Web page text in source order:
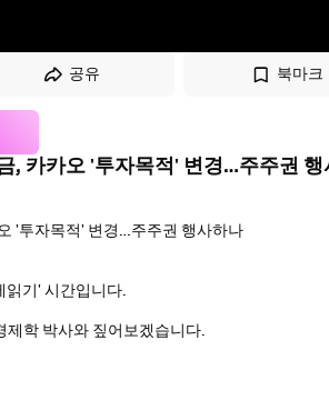
공유 북마크
, 카카오 '투자목적' 변경…주주권
'투자목적' 변경…주주권 행사하나
읽기' 시간입니다.
제학 박사와 짚어보겠습니다.